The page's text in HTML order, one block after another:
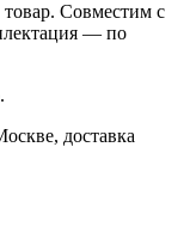
Совместим с
— по
доставка